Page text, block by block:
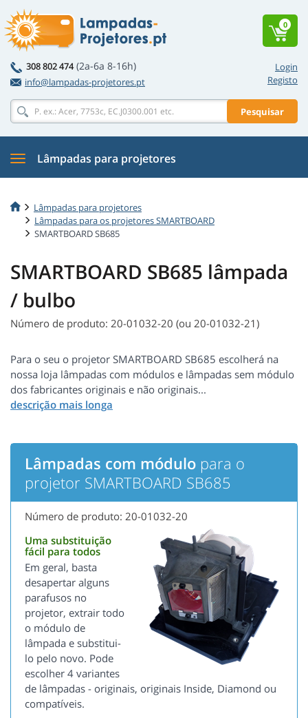
Login
Registo
308 802 474 (2a-6a 8-16h)
info@lampadas-projetores.pt
Pesquisar
0
Lâmpadas para projetores
Lâmpadas para projetores
Lâmpadas para os projetores SMARTBOARD
SMARTBOARD SB685
SMARTBOARD SB685 lâmpada
/ bulbo
Número de produto: 20-01032-20 (ou 20-01032-21)
Para o seu o projetor SMARTBOARD SB685 escolherá na
nossa loja lâmpadas com módulos e lâmpadas sem módulo
dos fabricantes originais e não originais...
Lâmpadas com módulo para o
projetor SMARTBOARD SB685
Número de produto: 20-01032-20
Uma substituição
fácil para todos
Em geral, basta
desapertar alguns
parafusos no
projetor, extrair todo
o módulo de
lâmpada e substitui-
lo pelo novo. Pode
escolher 4 variantes
de lâmpadas - originais, originais Inside, Diamond ou
compatíveis.